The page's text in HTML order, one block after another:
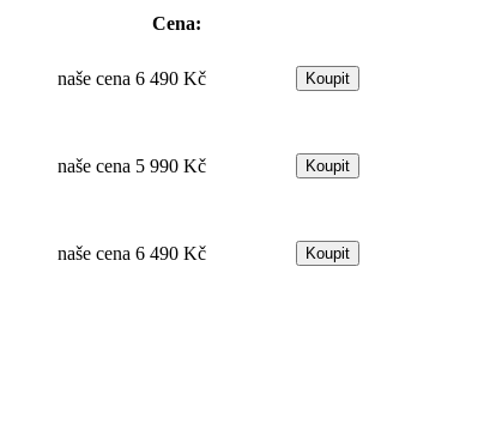
Cena:
naše cena 6 490 Kč
naše cena 5 990 Kč
naše cena 6 490 Kč